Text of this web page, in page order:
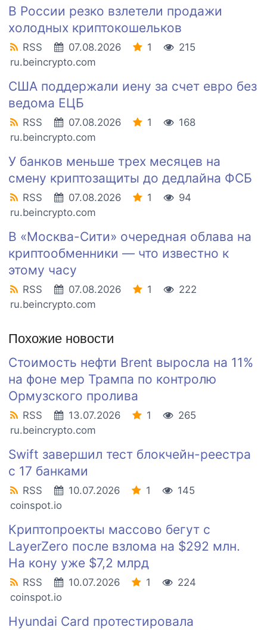
В России резко взлетели продажи
холодных криптокошельков
RSS 07.08.2026 1
215
ru.beincrypto.com
США поддержали иену за счет евро без
ведома ЕЦБ
RSS 07.08.2026 1
168
ru.beincrypto.com
У банков меньше трех месяцев на
смену криптозащиты до дедлайна ФСБ
RSS 07.08.2026 1
94
ru.beincrypto.com
В «Москва-Сити» очередная облава на
криптообменники — что известно к
этому часу
RSS 07.08.2026 1
222
ru.beincrypto.com
Похожие новости
Стоимость нефти Brent выросла на 11%
на фоне мер Трампа по контролю
Ормузского пролива
RSS 13.07.2026 1
265
ru.beincrypto.com
Swift завершил тест блокчейн-реестра
с 17 банками
RSS 10.07.2026 1
145
coinspot.io
Криптопроекты массово бегут с
LayerZero после взлома на $292 млн.
На кону уже $7,2 млрд
RSS 10.07.2026 1
224
coinspot.io
Hyundai Card протестировала